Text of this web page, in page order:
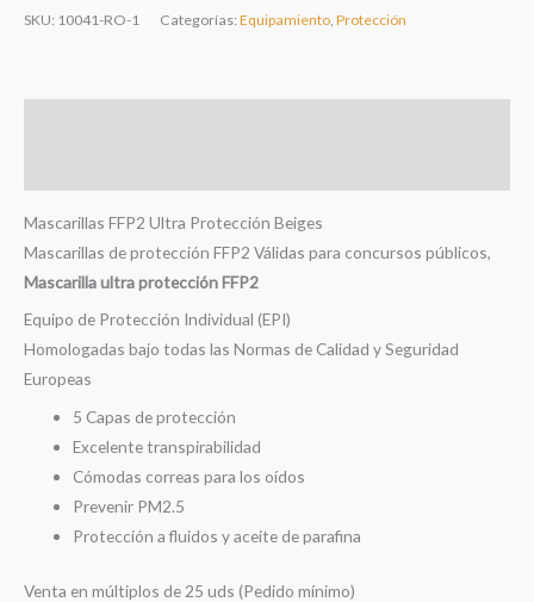
SKU: 10041-RO-1 Categorías: Equipamiento Protección
Mascarillas FFP2 Ultra Protección Beiges
Mascarillas de protección FFP2 Válidas para concursos públicos,
Mascarilla ultra protección FFP2
Equipo de Protección Individual (EPI)
Homologadas bajo todas las Normas de Calidad y Seguridad
Europeas
5 Capas de protección
Excelente transpirabilidad
Cómodas correas para los oídos
Prevenir PM2.5
Protección a fluidos y aceite de parafina
Venta en múltiplos de 25 uds (Pedido mínimo)